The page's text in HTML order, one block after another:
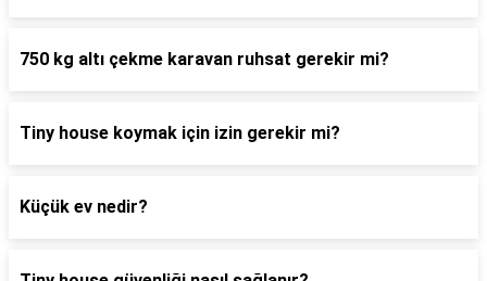
750 kg altı çekme karavan ruhsat gerekir mi?
Tiny house koymak için izin gerekir mi?
Küçük ev nedir?